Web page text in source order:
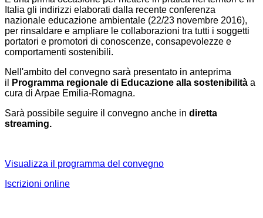
Italia gli indirizzi elaborati dalla recente conferenza
nazionale educazione ambientale (22/23 novembre 2016),
per rinsaldare e ampliare le collaborazioni tra tutti i soggetti
portatori e promotori di conoscenze, consapevolezze e
comportamenti sostenibili.
Nell'ambito del convegno sarà presentato in anteprima
il
Programma regionale di Educazione alla sostenibilità a
cura di Arpae Emilia-Romagna.
Sarà possibile seguire il convegno anche in diretta
streaming.
Visualizza il programma del convegno
Iscrizioni online